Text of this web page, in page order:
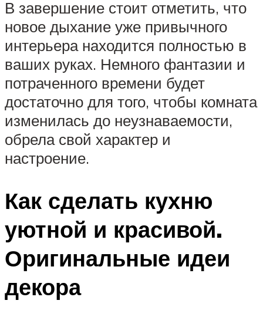
В завершение стоит отметить, что
новое дыхание уже привычного
интерьера находится полностью в
ваших руках. Немного фантазии и
потраченного времени будет
достаточно для того, чтобы комната
изменилась до неузнаваемости,
обрела свой характер и
настроение.
Как сделать кухню
уютной и красивой.
Оригинальные идеи
декора